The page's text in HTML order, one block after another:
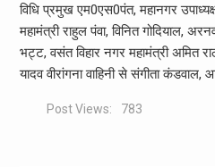
विधि प्रमुख एम0एस0पंत, महानगर उपाध्यक्ष
महामंत्री राहुल पंवा, विनित गोदियाल,
भट्ट, वसंत विहार नगर महामंत्री अमित
यादव वीरांगना वाहिनी से संगीता कंडवाल,
Post Views: 783